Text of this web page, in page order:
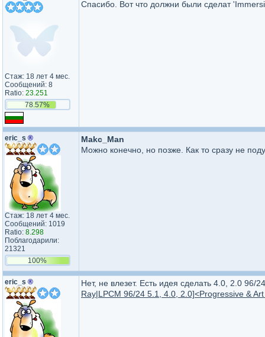
Стаж: 18 лет 4 мес.
Сообщений: 8
Ratio: 23.251
78.57%
Спасибо. Вот что должни были сделат
eric_s ®
Стаж: 18 лет 4 мес.
Сообщений: 1019
Ratio: 8.298
Поблагодарили:
21321
100%
Makc_Man
Можно конечно, но позже. Как то сразу не
eric_s ®
Нет, не влезет. Есть идея сделать 4.0, 2.0 96/
Ray|LPCM 96/24 5.1, 4.0, 2.0]<Progressive &